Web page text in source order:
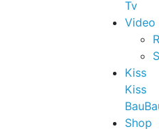
Tv
Video
Kiss
Kiss
Shop